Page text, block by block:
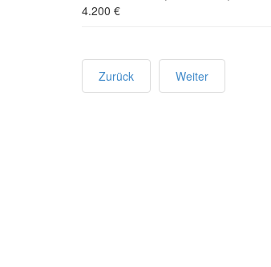
4.200 €
Zurück Weiter